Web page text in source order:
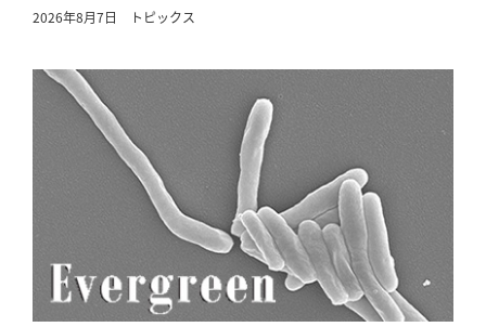
2026年8月7日 トピックス